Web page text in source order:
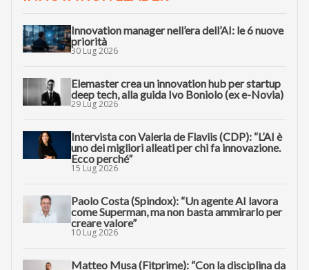
Innovation manager nell’era dell’AI: le 6 nuove
priorità
30 Lug 2026
Elemaster crea un innovation hub per startup
deep tech, alla guida Ivo Boniolo (ex e-Novia)
29 Lug 2026
Intervista con Valeria de Flaviis (CDP): “L’AI è
uno dei migliori alleati per chi fa innovazione.
Ecco perché”
15 Lug 2026
Paolo Costa (Spindox): “Un agente AI lavora
come Superman, ma non basta ammirarlo per
creare valore”
10 Lug 2026
Matteo Musa (Fitprime): “Con la disciplina da